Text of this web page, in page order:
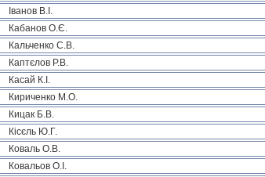
Іванов В.І.
Кабанов О.Є.
Кальченко С.В.
Каптєлов Р.В.
Касай К.І.
Кириченко М.О.
Кицак Б.В.
Кісєль Ю.Г.
Коваль О.В.
Ковальов О.І.